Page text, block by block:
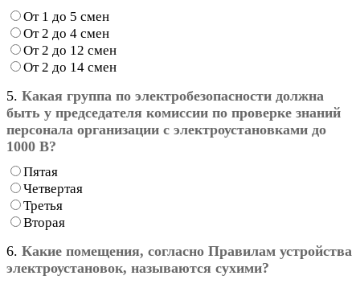
От 1 до 5 смен
От 2 до 4 смен
От 2 до 12 смен
От 2 до 14 смен
5. Какая группа по электробезопасности должна
быть у председателя комиссии по проверке знаний
персонала организации с электроустановками до
1000 В?
Пятая
Четвертая
Третья
Вторая
6. Какие помещения, согласно Правилам устройства
электроустановок, называются сухими?